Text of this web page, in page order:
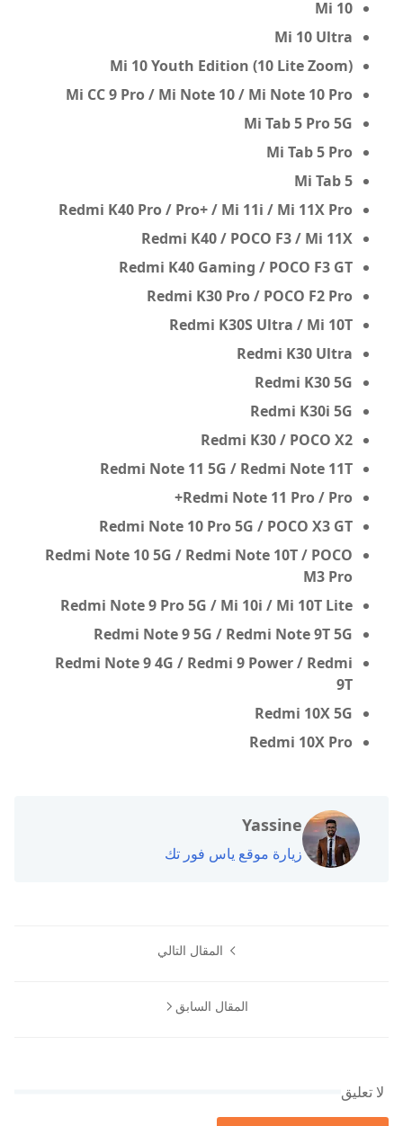
Mi 10
Mi 10 Ultra
Mi 10 Youth Edition (10 Lite Zoom)
Mi CC 9 Pro / Mi Note 10 / Mi Note 10 Pro
Mi Tab 5 Pro 5G
Mi Tab 5 Pro
Mi Tab 5
Redmi K40 Pro / Pro+ / Mi 11i / Mi 11X Pro
Redmi K40 / POCO F3 / Mi 11X
Redmi K40 Gaming / POCO F3 GT
Redmi K30 Pro / POCO F2 Pro
Redmi K30S Ultra / Mi 10T
Redmi K30 Ultra
Redmi K30 5G
Redmi K30i 5G
Redmi K30 / POCO X2
Redmi Note 11 5G / Redmi Note 11T
Redmi Note 11 Pro / Pro+
Redmi Note 10 Pro 5G / POCO X3 GT
Redmi Note 10 5G / Redmi Note 10T / POCO
M3 Pro
Redmi Note 9 Pro 5G / Mi 10i / Mi 10T Lite
Redmi Note 9 5G / Redmi Note 9T 5G
Redmi Note 9 4G / Redmi 9 Power / Redmi
9T
Redmi 10X 5G
Redmi 10X Pro
Yassine
زيارة موقع ياس فور تك
المقال التالي
المقال السابق
لا تعليق